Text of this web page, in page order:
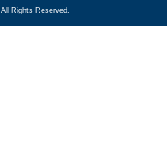
All Rights Reserved.